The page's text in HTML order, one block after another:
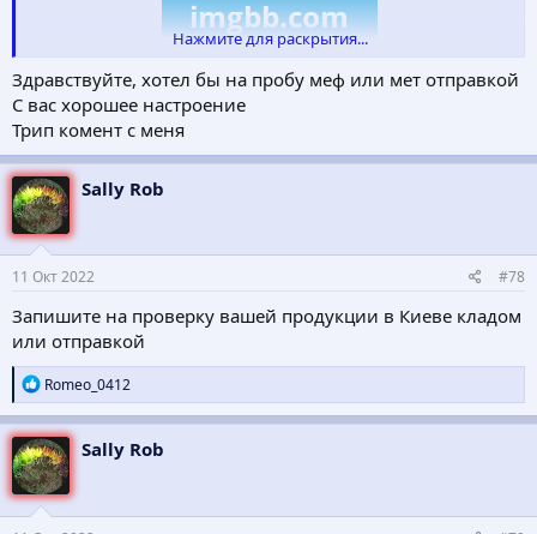
ПОТРІБНІ СПІВРОБІТНИКИ!
БУДЕ-ЯКЕ МІСТО УКРАЇНИ!
1. Амф 1г -
2. Амф 1г -
3. Меф 1г -
4. Альфа 1г -
5. Мет 0.25г -
Нажмите для раскрытия...
Здравствуйте, хотел бы на пробу меф или мет отправкой
С вас хорошее настроение
Трип комент с меня
Sally Rob
11 Окт 2022 #78
Запишите на проверку вашей продукции в Киеве кладом
или отправкой
Р
е
а
к
ц
и
и
:
Romeo_0412
Sally Rob